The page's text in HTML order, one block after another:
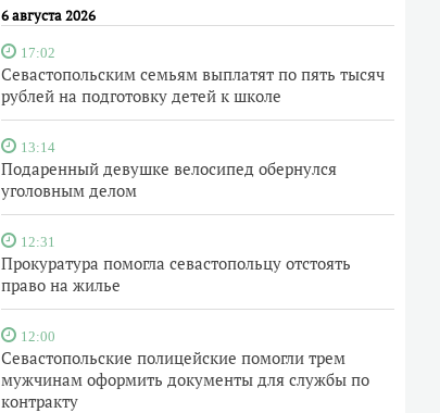
6 августа 2026
17:02
Севастопольским семьям выплатят по пять тысяч
рублей на подготовку детей к школе
13:14
Подаренный девушке велосипед обернулся
уголовным делом
12:31
Прокуратура помогла севастопольцу отстоять
право на жилье
12:00
Севастопольские полицейские помогли трем
мужчинам оформить документы для службы по
контракту